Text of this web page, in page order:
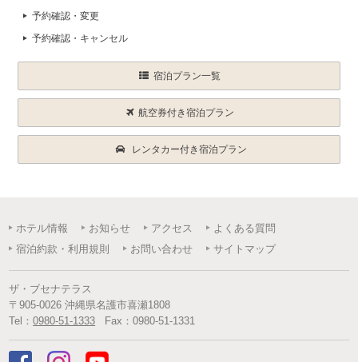
予約確認・変更
予約確認・キャンセル
宿泊プラン一覧
航空券付き宿泊プラン
レンタカー付き宿泊プラン
ホテル情報 お知らせ アクセス
よくある質問
宿泊約款・利用規則
お問い合わせ サイトマップ
ザ・ブセナテラス
〒905-0026 沖縄県名護市喜瀬1808
Tel：0980-51-1333 Fax：0980-51-1331